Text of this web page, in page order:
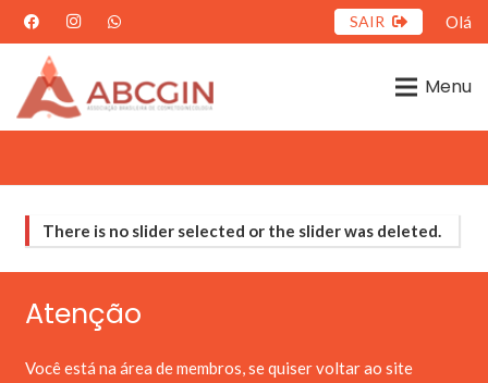
SAIR Olá
Menu
There is no slider selected or the slider was deleted.
Atenção
Você está na área de membros, se quiser voltar ao site